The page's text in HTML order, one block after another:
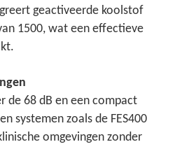
geactiveerde koolstof
1500, wat een effectieve
de 68 dB en een compact
systemen zoals de FES400
omgevingen zonder